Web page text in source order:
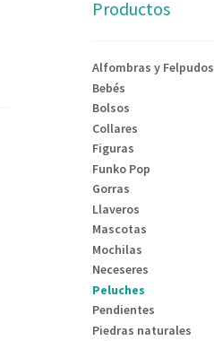
Productos
Alfombras y Felpudos
Bebés
Bolsos
Collares
Figuras
Funko Pop
Gorras
Llaveros
Mascotas
Mochilas
Neceseres
Peluches
Pendientes
Piedras naturales